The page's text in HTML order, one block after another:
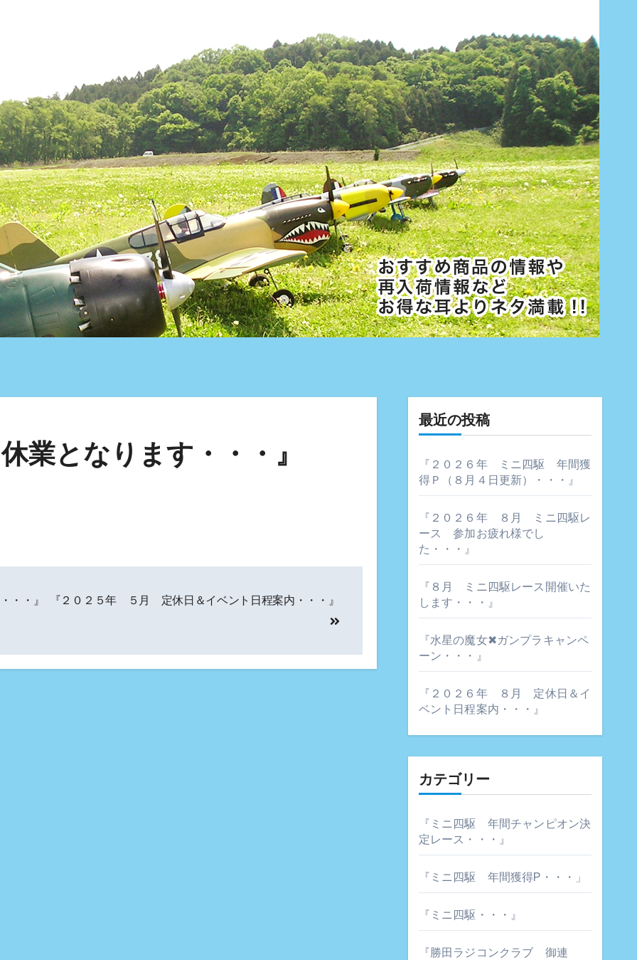
業となります・・・』
・・』 『２０２５年 ５月 定休日＆イベント日程案内・・・』
最近の投稿
『２０２６年 ミニ四駆 年間獲
得Ｐ（８月４日更新）・・・』
『２０２６年 ８月 ミニ四駆レ
ース 参加お疲れ様でし
た・・・』
『８月 ミニ四駆レース開催いた
します・・・』
『水星の魔女✖ガンプラキャンペ
ーン・・・』
『２０２６年 ８月 定休日＆イ
ベント日程案内・・・』
カテゴリー
『ミニ四駆 年間チャンピオン決
定レース・・・』
『ミニ四駆 年間獲得P・・・」
『ミニ四駆・・・』
『勝田ラジコンクラブ 御連